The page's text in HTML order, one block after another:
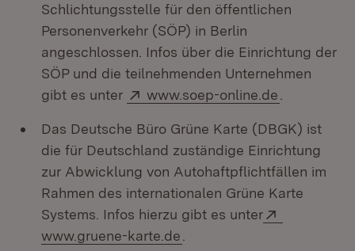
Schlichtungsstelle für den öffentlichen
Personenverkehr (SÖP) in Berlin
angeschlossen. Infos über die Einrichtung der
SÖP und die teilnehmenden Unternehmen
gibt es unter
Extern:
www.soep-online.de
Das Deutsche Büro Grüne Karte (DBGK) ist
die für Deutschland zuständige Einrichtung
zur Abwicklung von Autohaftpflichtfällen im
Rahmen des internationalen Grüne Karte
Systems. Infos hierzu gibt es unter
www.gruene-karte.de